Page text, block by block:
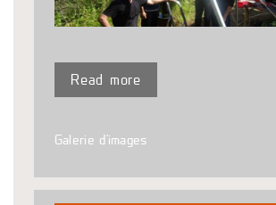
Read more
Galerie d'images